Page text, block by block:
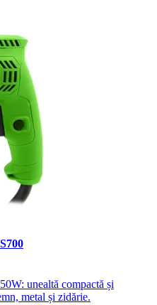
unealtă compactă și
metal și zidărie.